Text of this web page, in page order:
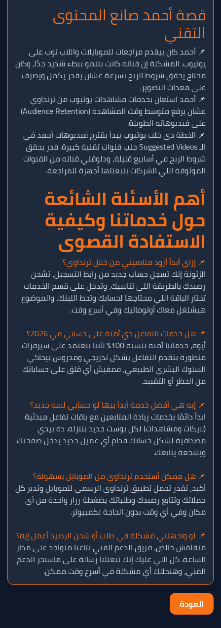
قصة أحمد صانع المحتوى
التقني
📌 أحمد كان بيقدم مراجعات للموبايلات واللاب توب على
يوتيوب. المشكلة إن قناته كانت بتنمو ببطء شديد جدًا، وكان
محتاج يحقق شروط الربح بسرعة عشان يقدر يكمل ويصرف
على معدات التصوير.
📌 أحمد استعان بخدمات مشاهدات يوتيوب من ترنداوي
عشان يرفع متوسط وقت المشاهدة (Audience Retention)
على فيديوهاته الطويلة.
📌 الخطة دي خلت يوتيوب يبدأ يقترح فيديوهات أحمد في
الـ Suggested Videos جنب قنوات تقنية كبيرة. قدر يحقق
شروط الربح في أسابيع قليلة، ودلوقتي قناته من القنوات
الموثوقة اللي الشركات بتبعتلها أجهزة للمراجعة.
أهم الأسئلة الشائعة
حول خدماتنا وكيفية
الاستفادة القصوى
📌 إزاي أبدأ أزود متابعيني من خلال ترنداوي؟
الزتونة إنك تسجل حساب جديد من رابط التسجيل، تشحن
رصيدك بالطريقة اللي تناسبك، وتدخل على قسم الخدمات
تختار الباقة اللي محتاجها لحسابك وتحط اللينك، والموضوع
هيشتغل معاك أوتوماتيك وفي أسرع وقت.
📌 هل خدمات التفاعل دي آمنة على حسابي في 2026؟
أيوة، خدماتنا آمنة بنسبة 100% لأننا بنعتمد على سيرفرات
متطورة بتقدم التفاعل بشكل تدريجي ومدروس بيحاكي
السلوك البشري الطبيعي، فمفيش أي قلق على حساباتك
من الحظر أو التقييد.
📌 إيه هي أفضل خدمة أبدأ بيها لو حسابي لسه جديد؟
ابدأ دائمًا بخدمات زيادة المتابعين مع باقات تفاعل مبدئية
(لايكات ومشاهدات) لكل بوست جديد بتنزله. ده بيدي
مصداقية لشكل حسابك قدام أي عميل جديد يدخل صفحتك
ويشجعه يتابعك.
📌 هل ممكن أستخدم ترنداوي من الموبايل بسهولة؟
أكيد، تقدر تحمل تطبيق ترنداوي الرسمي للموبايل وتدير كل
حملاتك وتتابع رصيدك وطلباتك بضغطة زرار واحدة من أي
مكان وفي أي وقت بدون الحاجة لكمبيوتر.
📌 لو واجهتني مشكلة في طلب أو شحن الرصيد أعمل إيه؟
متقلقش خالص، فريق الدعم الفني بتاعنا متواجد على مدار
الساعة. كل اللي عليك إنك تبعتلنا رسالة على ماسنجر الدعم
الفني، وهنحللك أي مشكلة في أسرع وقت ممكن.
العودة